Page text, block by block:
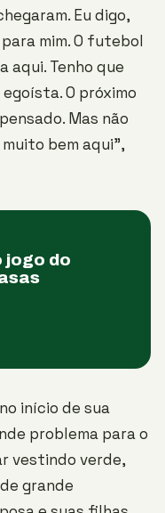
Eu digo,
mim. O futebol
aqui. Tenho que
O próximo
Mas não
bem aqui”,
jogo do
início de sua
problema para o
vestindo verde,
grande